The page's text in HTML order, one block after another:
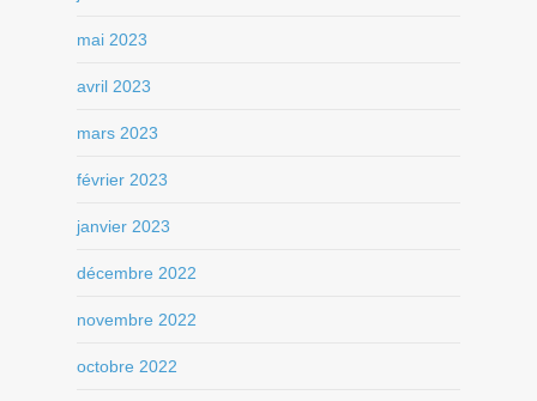
mai 2023
avril 2023
mars 2023
février 2023
janvier 2023
décembre 2022
novembre 2022
octobre 2022